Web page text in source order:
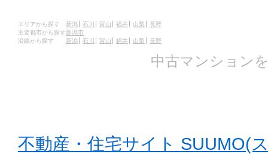
エリアから探す 新潟 石川 富山 福井 山梨
長野
主要都市から探す新潟市
沿線から探す
新潟 石川 富山 福井 山梨 長野
中古マンション
不動産・住宅サイト SUUMO(